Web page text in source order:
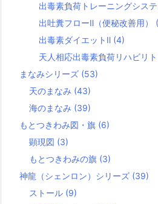
出毒素負荷トレーニングシステ
出吐糞フローⅡ（便秘改善用）
出毒素ダイエットⅡ (4)
天人相応出毒素負荷リハビリ
まなみシリーズ (53)
天のまなみ (43)
海のまなみ (39)
もとつきわみ図・旗 (6)
顕現図 (3)
もとつきわみの旗 (3)
神龍（シェンロン）シリーズ (39)
ストール (9)